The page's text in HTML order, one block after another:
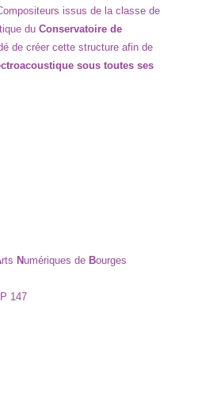
issus de la classe de
du Conservatoire de
de créer cette structure afin de
sous toutes ses
rts Numériques de Bourges
147